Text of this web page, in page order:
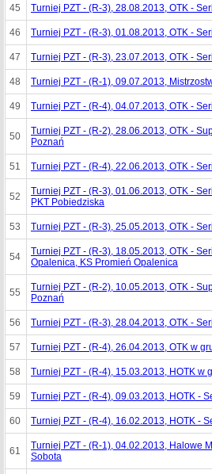
45 Turniej PZT - (R-3), 28.08.2013, OTK -
46 Turniej PZT - (R-3), 01.08.2013, OTK -
47 Turniej PZT - (R-3), 23.07.2013, OTK -
48 Turniej PZT - (R-1), 09.07.2013,
49 Turniej PZT - (R-4), 04.07.2013, OTK -
50
Turniej PZT - (R-2), 28.06.2013, OTK -
Poznań
51 Turniej PZT - (R-4), 22.06.2013, OTK -
52
Turniej PZT - (R-3), 01.06.2013, OTK -
PKT Pobiedziska
53 Turniej PZT - (R-3), 25.05.2013, OTK -
54
Turniej PZT - (R-3), 18.05.2013, OTK -
Opalenica, KS Promień Opalenica
55
Turniej PZT - (R-2), 10.05.2013, OTK -
Poznań
56 Turniej PZT - (R-3), 28.04.2013, OTK -
57 Turniej PZT - (R-4), 26.04.2013, OTK w
58 Turniej PZT - (R-4), 15.03.2013, HOTK w
59 Turniej PZT - (R-4), 09.03.2013, HOTK -
60 Turniej PZT - (R-4), 16.02.2013, HOTK -
61
Turniej PZT - (R-1), 04.02.2013, Halowe
Sobota